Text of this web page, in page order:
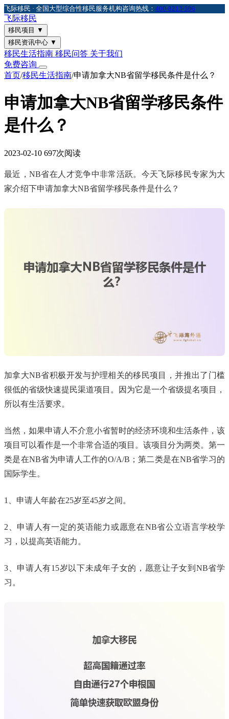
飞际移民 · 全国大型综合性移民服务机构咨询热线： 400-8213-596
飞际移民
移民项目 ▼
移民资讯中心 ▼
移民生活指南 移民问答 关于我们
免费咨询
首页/移民生活指南/申请加拿大NB省留学移民条件是什么？
申请加拿大NB省留学移民条件
是什么？
2023-02-10 697次阅读
最近，NB省在人才竞争中非常活跃。今天飞际移民专家为大
家介绍下申请加拿大NB省留学移民条件是什么？
加拿大NB省积极开发与护理相关的移民项目，并推出了门槛
很低的省级快速提民渠道项目。因为它是一个省级提名项目，
所以有生活要求。
当然，如果申请人不介意小省暂时的经济环境和生活条件，该
项目可以看作是一个非常合适的项目。该项目分为两类。第一
类是在NB省为申请人工作的O/A/B；第二类是在NB省学习的
国际学生。
1、申请人年龄在25岁至45岁之间。
2、申请人有一定的英语能力或愿意在NB省公立语言学校学
习，以提高英语能力。
3、申请人有15岁以下未成年子女的，愿意让子女到NB省学
习。